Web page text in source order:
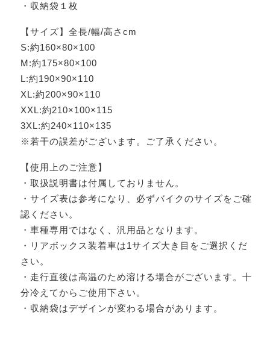
・収納袋１枚
【サイズ】全長/幅/高さcm
S:約160×80×100
M:約175×80×100
L:約190×90×110
XL:約200×90×110
XXL:約210×100×115
3XL:約240×110×135
※若干の誤差がございます。ご了承ください。
【使用上のご注意】
・取扱説明書は付属しておりません。
・サイズ表は参考になり、必ずバイクのサイズをご確
認ください。
・車種専用ではなく、汎用品となります。
・リアボックス装着車は1サイズ大き目をご選択くだ
さい。
・走行直後は高温のため溶ける場合がございます。十
分冷えてからご使用下さい。
・収納袋はデザインが変わる場合があります。